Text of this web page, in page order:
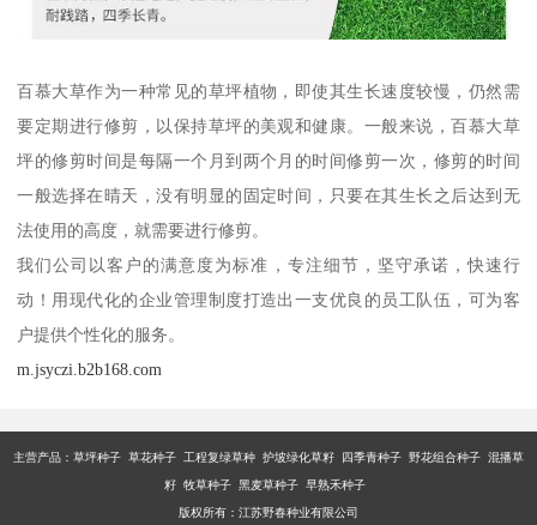
百慕大草作为一种常见的草坪植物，即使其生长速度较慢，仍然需
要定期进行修剪，以保持草坪的美观和健康。一般来说，百慕大草
坪的修剪时间是每隔一个月到两个月的时间修剪一次，修剪的时间
一般选择在晴天，没有明显的固定时间，只要在其生长之后达到无
法使用的高度，就需要进行修剪。
我们公司以客户的满意度为标准，专注细节，坚守承诺，快速行
动！用现代化的企业管理制度打造出一支优良的员工队伍，可为客
户提供个性化的服务。
m.jsyczi.b2b168.com
主营产品： 草坪种子 草花种子 工程复绿草种 护坡绿化草籽 四季青种子 野花组合种子 混播草
籽 牧草种子 黑麦草种子 早熟禾种子
版权所有：江苏野春种业有限公司